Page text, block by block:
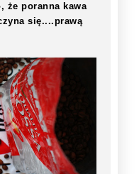
że poranna kawa
się....prawą